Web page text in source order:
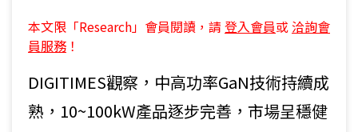
本文限「Research」會員閱讀，請 登入會員或 洽詢會
員服務 ！
DIGITIMES觀察，中高功率GaN技術持續成
熟，10~100kW產品逐步完善，市場呈穩健